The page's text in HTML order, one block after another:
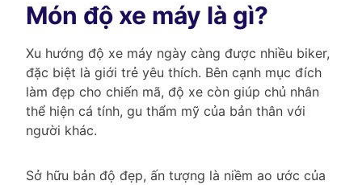
Món độ xe máy là gì?
Xu hướng độ xe máy ngày càng được nhiều biker,
đặc biệt là giới trẻ yêu thích. Bên cạnh mục đích
làm đẹp cho chiến mã, độ xe còn giúp chủ nhân
thể hiện cá tính, gu thẩm mỹ của bản thân với
người khác.
Sở hữu bản độ đẹp, ấn tượng là niềm ao ước của